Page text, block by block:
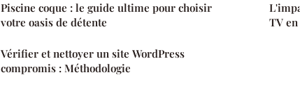
Piscine coque : le guide ultime pour choisir
votre oasis de détente
Vérifier et nettoyer un site WordPress
compromis : Méthodologie
TV